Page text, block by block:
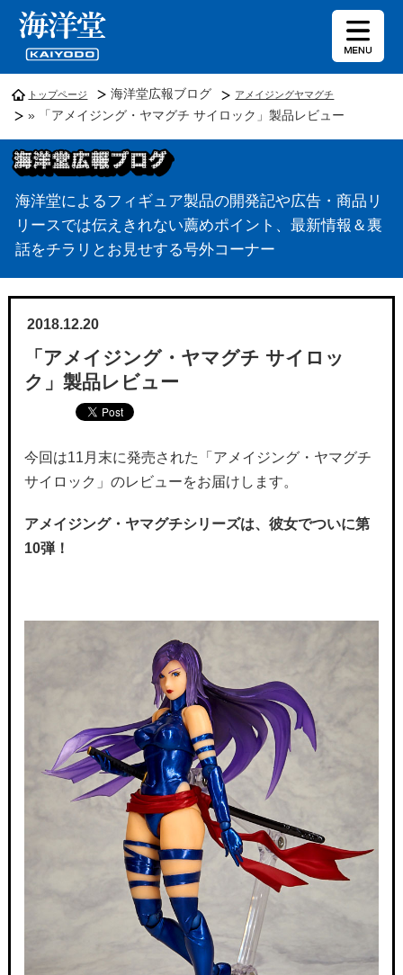
トップページ 海洋堂広報ブログ アメイジングヤマグチ
» 「アメイジング・ヤマグチ サイロック」製品レビュー
海洋堂によるフィギュア製品の開発記や広告・商品リ
リースでは伝えきれない薦めポイント、最新情報＆裏
話をチラリとお見せする号外コーナー
2018.12.20
「アメイジング・ヤマグチ サイロッ
ク」製品レビュー
今回は11月末に発売された「アメイジング・ヤマグチ
サイロック」のレビューをお届けします。
アメイジング・ヤマグチシリーズは、彼女でついに第
10弾！